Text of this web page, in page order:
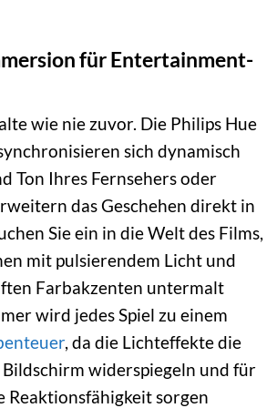
für Entertainment-
wie nie zuvor. Die Philips Hue
sich dynamisch
Ton Ihres Fernsehers oder
das Geschehen direkt in
Sie ein in die Welt des Films,
mit pulsierendem Licht und
Farbakzenten untermalt
wird jedes Spiel zu einem
, da die Lichteffekte die
Bildschirm widerspiegeln und für
Reaktionsfähigkeit sorgen